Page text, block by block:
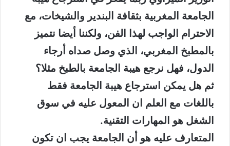
الجامعة المغربية بثقافة البندير والشيخات، مع
الاحترام الواجب لهذا الفن، ولكننا أيضا نتميز
بالمطبخ المغربي، الذي وصل صداه أرجاء
الدول، فهل نرجع هيبة الجامعة بالطبخ مثلا؟
ثم هل يمكن استرجاع هيبة الجامعة فقط
باللغات مع العلم ان المعول عليه في سوق
الشغل هو المهارات التقنية.
المتعارف عليه هو أن الجامعة يجب ان تكون